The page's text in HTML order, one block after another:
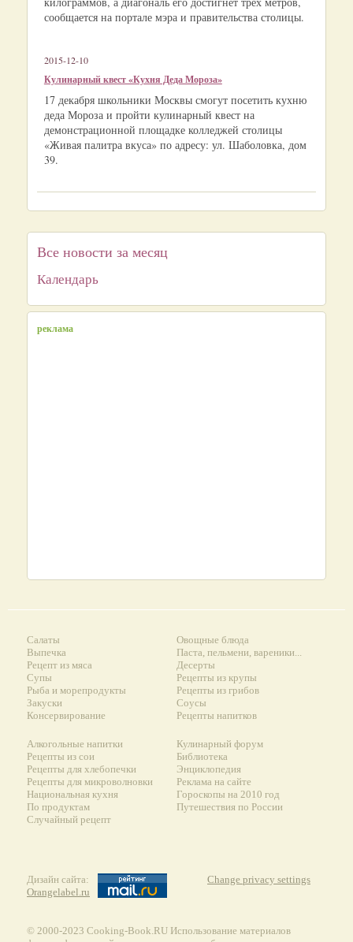
сообщается на портале мэра и правительства столицы.
2015-12-10
Кулинарный квест «Кухня Деда Мороза»
17 декабря школьники Москвы смогут посетить кухню
деда Мороза и пройти кулинарный квест на
демонстрационной площадке колледжей столицы
«Живая палитра вкуса» по адресу: ул. Шаболовка, дом
39.
Все новости за месяц
Календарь
реклама
Салаты
Выпечка
Рецепт из мяса
Супы
Рыба и морепродукты
Закуски
Консервирование
Овощные блюда
Паста, пельмени, вареники...
Десерты
Рецепты из крупы
Рецепты из грибов
Соусы
Рецепты напитков
Алкогольные напитки
Рецепты из сои
Рецепты для хлебопечки
Рецепты для микроволновки
Национальная кухня
По продуктам
Случайный рецепт
Кулинарный форум
Библиотека
Энциклопедия
Реклама на сайте
Гороскопы на 2010 год
Путешествия по России
Дизайн сайта:
Orangelabel.ru
Change privacy settings
© 2000-2023 Сooking-Book.RU Использование материалов